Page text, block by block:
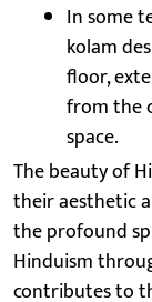
In some
kolam
floor,
from the
space.
The beauty of
their aesthetic
the profound
Hinduism
contributes to